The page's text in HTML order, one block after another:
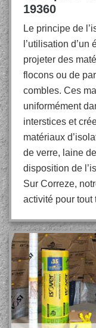
19360
Le principe de
l’utilisation
projeter des
flocons ou de
combles. Ces
uniformément
interstices et
matériaux
de verre, laine
disposition de
Sur Correze,
activité pour tout